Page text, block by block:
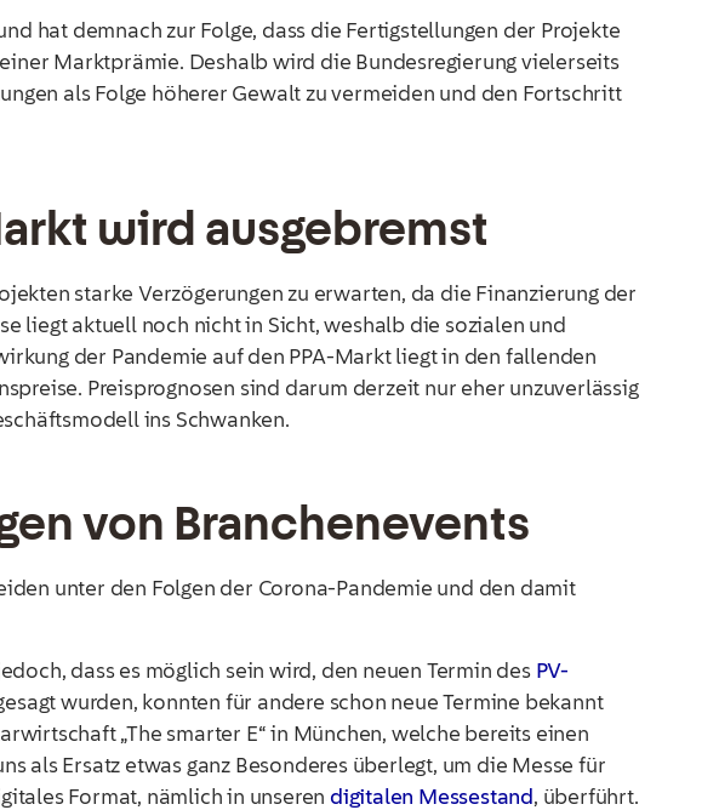
hat demnach zur Folge, dass die Fertigstellungen der Projekte
Marktprämie. Deshalb wird die Bundesregierung vielerseits
als Folge höherer Gewalt zu vermeiden und den Fortschritt
wird ausgebremst
starke Verzögerungen zu erwarten, da die Finanzierung der
liegt aktuell noch nicht in Sicht, weshalb die sozialen und
der Pandemie auf den PPA-Markt liegt in den fallenden
Preisprognosen sind darum derzeit nur eher unzuverlässig
ins Schwanken.
von Branchenevents
unter den Folgen der Corona-Pandemie und den damit
dass es möglich sein wird, den neuen Termin des PV-
wurden, konnten für andere schon neue Termine bekannt
„The smarter E“ in München, welche bereits einen
als Ersatz etwas ganz Besonderes überlegt, um die Messe für
Format, nämlich in unseren digitalen Messestand, überführt.